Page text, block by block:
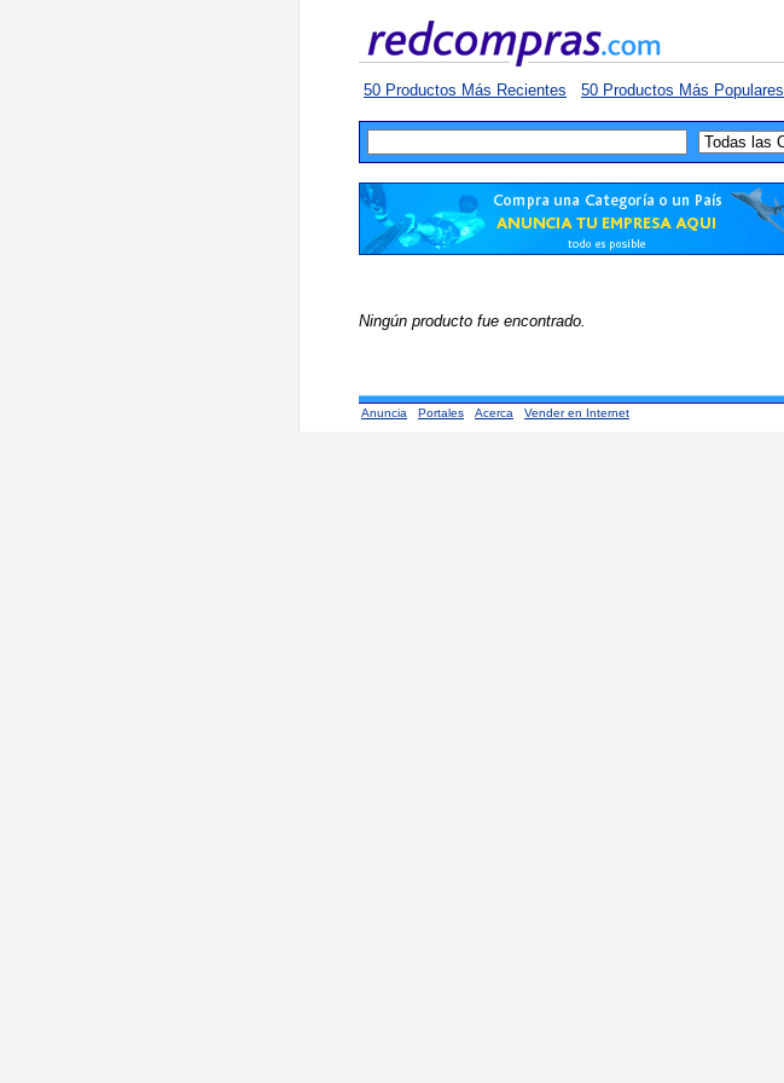
50 Productos Más Recientes 50 Productos Más Populares
Ningún producto fue encontrado.
Anuncia Portales Acerca Vender en Internet